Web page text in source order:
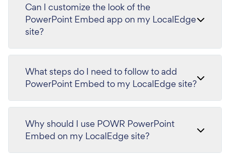
Can I customize the look of the
PowerPoint Embed app on my LocalEdge
site?
What steps do I need to follow to add
PowerPoint Embed to my LocalEdge site?
Why should I use POWR PowerPoint
Embed on my LocalEdge site?